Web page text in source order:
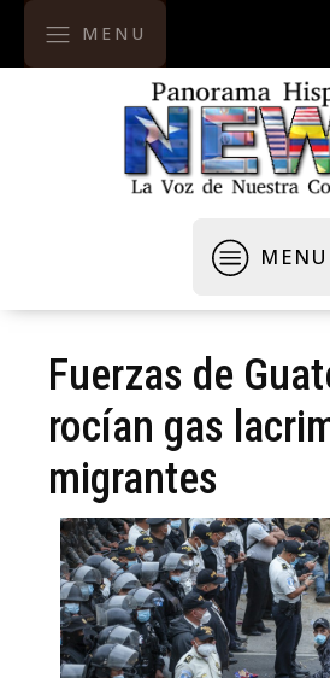
MENU
MENU
Fuerzas de
rocían gas
migrantes